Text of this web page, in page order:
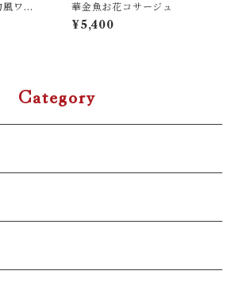
風ワン
華金魚お花コサージュ
¥5,400
Category